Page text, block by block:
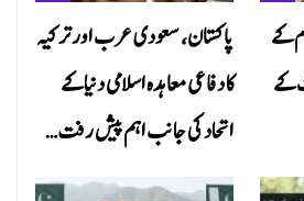
پاکستان، سعودی عرب اور ترکیہ
کا دفاعی معاہدہ اسلامی دنیا کے
اتحاد کی جانب اہم پیش رفت…
کے
کے